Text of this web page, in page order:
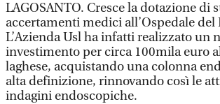
LAGOSANTO. Cresce la dotazione di
accertamenti medici all’Ospedale del
L’Azienda Usl ha infatti realizzato un
investimento per circa 100mila euro
laghese, acquistando una colonna
alta definizione, rinnovando così le
indagini endoscopiche.